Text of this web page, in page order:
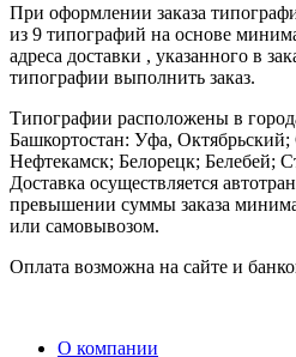
При оформлении заказа
из 9 типографий на основе
адреса доставки , указанного в
типографии выполнить заказ.
Типографии расположены в
Башкортостан: Уфа,
Нефтекамск; Белорецк; Белебей;
Доставка осуществляется
превышении суммы заказа
или самовывозом.
Оплата возможна на сайте и
О компании